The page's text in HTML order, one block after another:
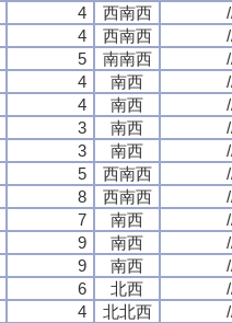
4 西南西
4 西南西
5 南南西
4 南西
4 南西
3 南西
3 南西
5 西南西
8 西南西
7 南西
9 南西
9 南西
6 北西
4 北北西